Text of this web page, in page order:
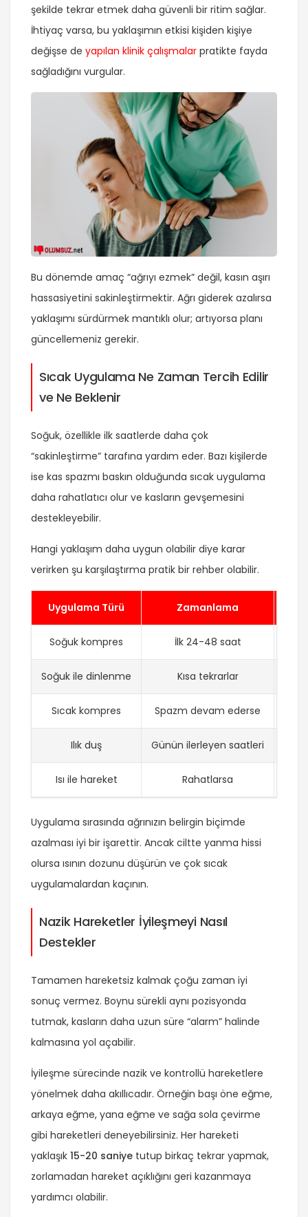
şekilde tekrar etmek daha güvenli bir ritim sağlar.
İhtiyaç varsa, bu yaklaşımın etkisi kişiden kişiye
değişse de yapılan klinik çalışmalar pratikte fayda
sağladığını vurgular.
Bu dönemde amaç “ağrıyı ezmek” değil, kasın aşırı
hassasiyetini sakinleştirmektir. Ağrı giderek azalırsa
yaklaşımı sürdürmek mantıklı olur; artıyorsa planı
güncellemeniz gerekir.
Sıcak Uygulama Ne Zaman Tercih Edilir
ve Ne Beklenir
Soğuk, özellikle ilk saatlerde daha çok
“sakinleştirme” tarafına yardım eder. Bazı kişilerde
ise kas spazmı baskın olduğunda sıcak uygulama
daha rahatlatıcı olur ve kasların gevşemesini
destekleyebilir.
Hangi yaklaşım daha uygun olabilir diye karar
verirken şu karşılaştırma pratik bir rehber olabilir.
Uygulama Türü Zamanlama
Soğuk kompres İlk 24-48 saat
Soğuk ile dinlenme Kısa tekrarlar
Sıcak kompres Spazm devam ederse
Ilık duş Günün ilerleyen saatleri
Isı ile hareket Rahatlarsa
Uygulama sırasında ağrınızın belirgin biçimde
azalması iyi bir işarettir. Ancak ciltte yanma hissi
olursa ısının dozunu düşürün ve çok sıcak
uygulamalardan kaçının.
Nazik Hareketler İyileşmeyi Nasıl
Destekler
Tamamen hareketsiz kalmak çoğu zaman iyi
sonuç vermez. Boynu sürekli aynı pozisyonda
tutmak, kasların daha uzun süre “alarm” halinde
kalmasına yol açabilir.
İyileşme sürecinde nazik ve kontrollü hareketlere
yönelmek daha akıllıcadır. Örneğin başı öne eğme,
arkaya eğme, yana eğme ve sağa sola çevirme
gibi hareketleri deneyebilirsiniz. Her hareketi
yaklaşık 15-20 saniye tutup birkaç tekrar yapmak,
zorlamadan hareket açıklığını geri kazanmaya
yardımcı olabilir.